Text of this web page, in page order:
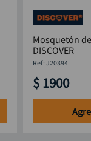
Mosquetón
DISCOVER
: J20394
$ 1900